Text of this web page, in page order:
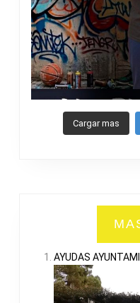
Cargar mas
AYUDAS